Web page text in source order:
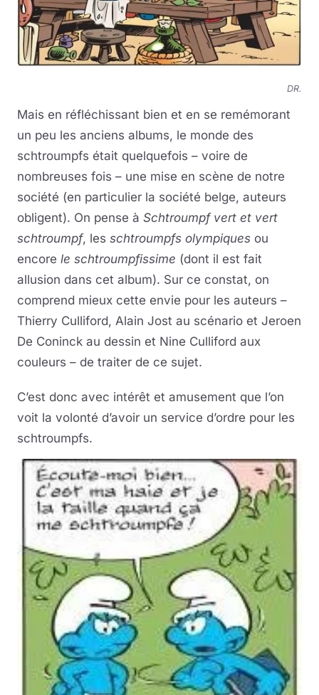
DR.
Mais en réfléchissant bien et en se remémorant
un peu les anciens albums, le monde des
schtroumpfs était quelquefois – voire de
nombreuses fois – une mise en scène de notre
société (en particulier la société belge, auteurs
obligent). On pense à Schtroumpf vert et vert
schtroumpf, les schtroumpfs olympiques ou
encore le schtroumpfissime (dont il est fait
allusion dans cet album). Sur ce constat, on
comprend mieux cette envie pour les auteurs –
Thierry Culliford, Alain Jost au scénario et Jeroen
De Coninck au dessin et Nine Culliford aux
couleurs – de traiter de ce sujet.
C’est donc avec intérêt et amusement que l’on
voit la volonté d’avoir un service d’ordre pour les
schtroumpfs.